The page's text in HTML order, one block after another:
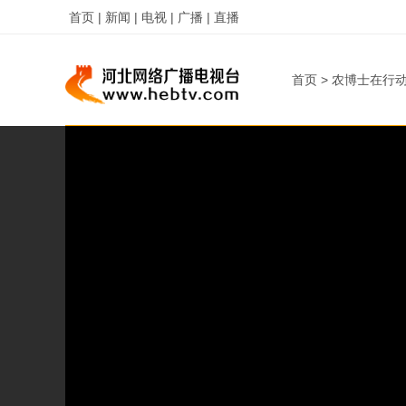
首页 | 新闻 | 电视 | 广播 | 直播
首页 > 农博士在行